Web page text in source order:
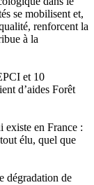
se mobilisent et,
renforcent la
à la
et 10
d’aides Forêt
en France :
élu, quel que
dégradation de